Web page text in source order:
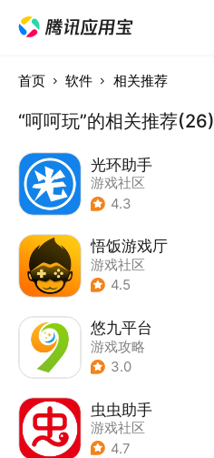
首页 软件 相关推荐
“呵呵玩”的相关推荐(26)
光环助手
游戏社区
4.3
悟饭游戏厅
游戏社区
4.5
悠九平台
游戏攻略
3.0
虫虫助手
游戏社区
4.7